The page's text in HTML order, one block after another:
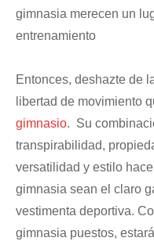
gimnasia merecen un
entrenamiento
Entonces, deshazte de
libertad de movimiento
gimnasio. Su
transpirabilidad,
versatilidad y estilo
gimnasia sean el claro
vestimenta deportiva.
gimnasia puestos,